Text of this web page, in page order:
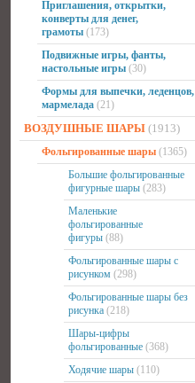
Приглашения, открытки,
конверты для денег,
грамоты (173)
Подвижные игры, фанты,
настольные игры (30)
Формы для выпечки, леденцов,
мармелада (21)
ВОЗДУШНЫЕ ШАРЫ (1913)
Фольгированные шары (1365)
Большие фольгированные
фигурные шары (283)
Маленькие
фольгированные
фигуры (88)
Фольгированные шары с
рисунком (298)
Фольгированные шары без
рисунка (218)
Шары-цифры
фольгированные (368)
Ходячие шары (110)